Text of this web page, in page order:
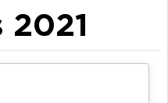
2021